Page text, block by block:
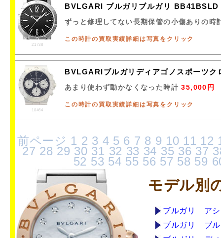
21738
BVLGARI ブルガリブルガリ
ずっと修理してない長期保管の小傷ありの時
この時計の買取実績詳細は写真をクリック
18464
BVLGARIブルガリディアゴノスポーツ
あまり使わず動かなくなった時計35,000円
この時計の買取実績詳細は写真をクリック
前ページ 1 2 3 4 5 6 7 8 9 10 11 12
27 28 29 30 31 32 33 34 35 36 37
52 53 54 55 56 57 58 59
モデル別
ブルガリ ア
ブルガリ ブ